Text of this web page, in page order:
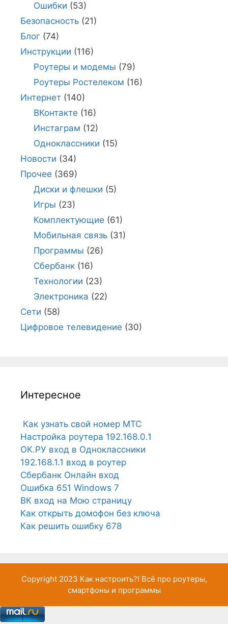
Ошибки (53)
Безопасность (21)
Блог (74)
Инструкции (116)
Роутеры и модемы (79)
Роутеры Ростелеком (16)
Интернет (140)
ВКонтакте (16)
Инстаграм (12)
Одноклассники (15)
Новости (34)
Прочее (369)
Диски и флешки (5)
Игры (23)
Комплектующие (61)
Мобильная связь(31)
Программы (26)
Сбербанк(16)
Технологии (23)
Электроника (22)
Сети (58)
Цифровое телевидение (30)
Интересное
Как узнать свой номер МТС
Настройка роутера 192.168.0.1
ОК.РУ вход в Одноклассники
192.168.1.1 вход в роутер
Сбербанк Онлайн вход
Ошибка 651 Windows 7
ВК вход на Мою страницу
Как открыть домофон без ключа
Как решить ошибку 678
Copyright 2023 Как настроить?! Всё про роутеры,
смартфоны и программы